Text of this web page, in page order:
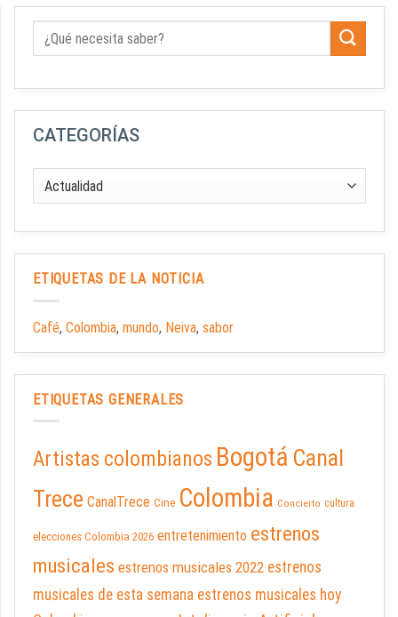
CATEGORÍAS
ETIQUETAS DE LA NOTICIA
Café, Colombia, mundo, Neiva, sabor
ETIQUETAS GENERALES
Artistas colombianos Bogotá Canal
Trece CanalTrece Cine Colombia Concierto cultura
elecciones Colombia 2026 entretenimiento estrenos
musicales estrenos musicales 2022 estrenos
musicales de esta semana estrenos musicales hoy